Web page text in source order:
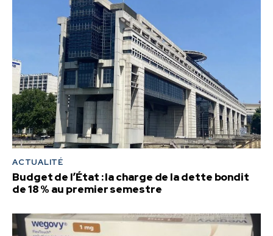
ACTUALITÉ
Budget de l’État : la charge de la dette bondit
de 18 % au premier semestre